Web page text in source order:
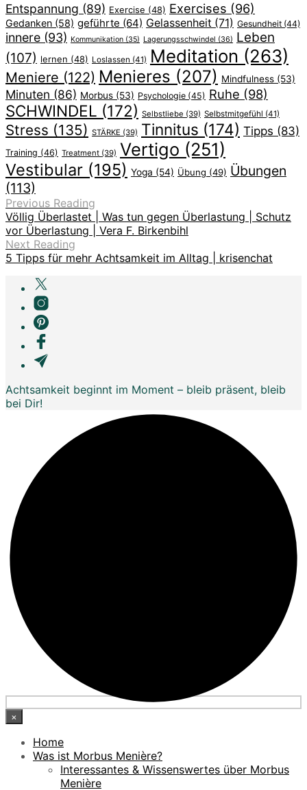
Entspannung (89) Exercise (48) Exercises (96)
Gedanken (58) geführte (64) Gelassenheit (71) Gesundheit (44)
innere (93) Kommunikation (35) Lagerungsschwindel (36) Leben
(107) lernen (48) Loslassen (41) Meditation (263)
Meniere (122) Menieres (207) Mindfulness (53)
Minuten (86) Morbus (53) Psychologie (45) Ruhe (98)
SCHWINDEL (172) Selbstliebe (39) Selbstmitgefühl (41)
Stress (135) STÄRKE (39) Tinnitus (174) Tipps (83)
Training (46) Treatment (39) Vertigo (251)
Vestibular (195) Yoga (54) Übung (49) Übungen
(113)
Previous Reading
Völlig Überlastet | Was tun gegen Überlastung | Schutz
vor Überlastung | Vera F. Birkenbihl
Next Reading
5 Tipps für mehr Achtsamkeit im Alltag | krisenchat
Achtsamkeit beginnt im Moment – bleib präsent, bleib
bei Dir!
×
Home
Was ist Morbus Menière?
Interessantes & Wissenswertes über Morbus
Menière